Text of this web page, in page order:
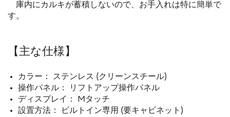
庫内にカルキが蓄積しないので、お手入れは特に簡単で
す。
【主な仕様】
カラー： ステンレス (クリーンスチール)
操作パネル： リフトアップ操作パネル
ディスプレイ： Mタッチ
設置方法： ビルトイン専用 (要キャビネット)